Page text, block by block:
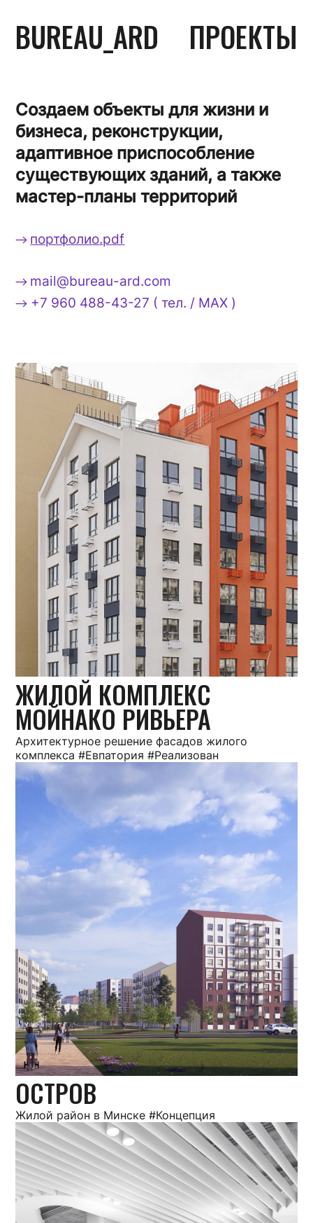
BUREAU_ARD ПРОЕКТЫ
Создаем объекты для жизни и
бизнеса, реконструкции,
адаптивное приспособление
существующих зданий, а также
мастер-планы территорий
→ портфолио.pdf
→ mail@bureau-ard.com
→ +7 960 488-43-27 ( тел. / MAX )
ЖИЛОЙ КОМПЛЕКС
МОЙНАКО РИВЬЕРА
Архитектурное решение фасадов жилого
комплекса #Евпатория #Реализован
ОСТРОВ
Жилой район в Минске #Концепция